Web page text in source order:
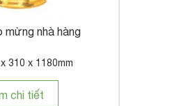
mừng nhà hàng
310 x 1180mm
chi tiết